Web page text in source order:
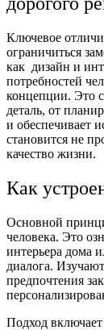
Ключевое
ограничиться
как дизайн и
потребностей
концепции. Это
деталь, от
и обеспечивает
становится не
качество жизни.
Как
Основной
человека. Это
интерьера дома
диалога.
предпочтения
Подход